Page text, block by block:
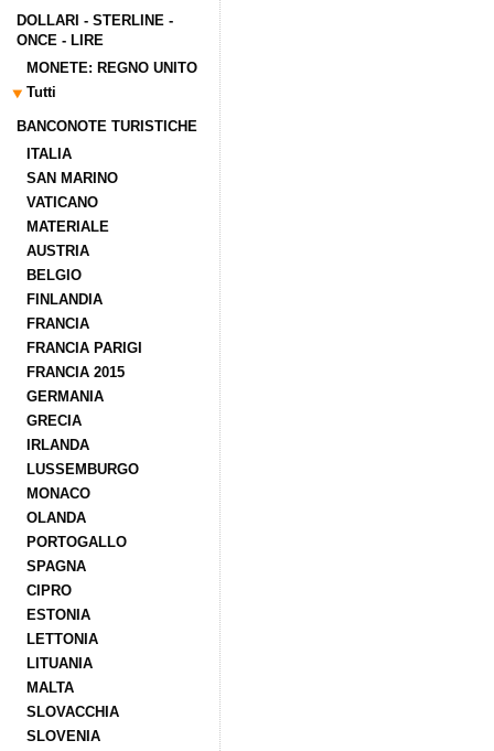
DOLLARI - STERLINE -
ONCE - LIRE
MONETE: REGNO UNITO
Tutti
BANCONOTE TURISTICHE
ITALIA
SAN MARINO
VATICANO
MATERIALE
AUSTRIA
BELGIO
FINLANDIA
FRANCIA
FRANCIA PARIGI
FRANCIA 2015
GERMANIA
GRECIA
IRLANDA
LUSSEMBURGO
MONACO
OLANDA
PORTOGALLO
SPAGNA
CIPRO
ESTONIA
LETTONIA
LITUANIA
MALTA
SLOVACCHIA
SLOVENIA